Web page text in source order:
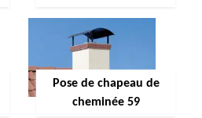
Pose de chapeau de
cheminée 59